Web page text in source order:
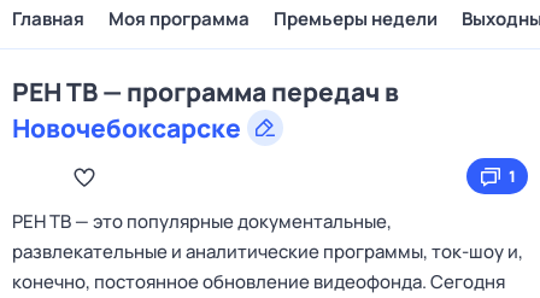
Главная Моя программа Премьеры недели
РЕН ТВ — программа передач в
Новочебоксарске
1
РЕН ТВ — это популярные документальные,
развлекательные и аналитические программы, ток-шоу и,
конечно, постоянное обновление видеофонда. Сегодня